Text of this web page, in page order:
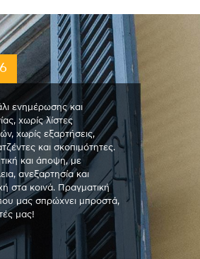
ενημέρωσης και
χωρίς λίστες
χωρίς εξαρτήσεις,
και σκοπιμότητες.
και άποψη, με
ανεξαρτησία και
στα κοινά. Πραγματική
μας σπρώχνει μπροστά,
μας!